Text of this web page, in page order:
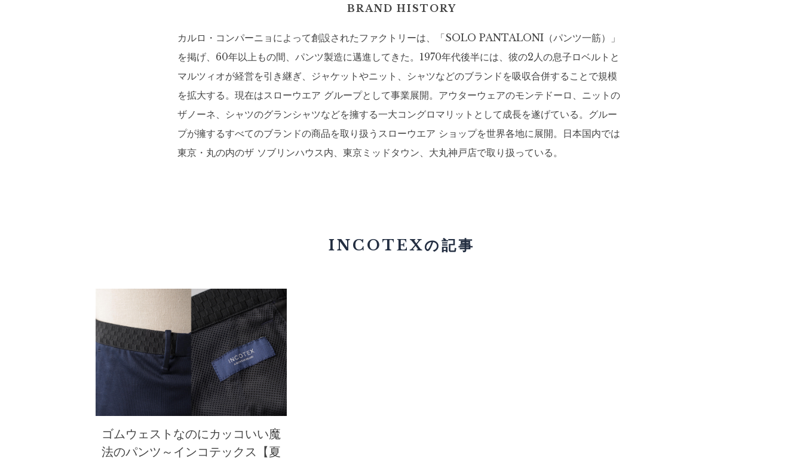
BRAND HISTORY
カルロ・コンパーニョによって創設されたファクトリーは、「SOLO PANTALONI（パンツ一筋）」
を掲げ、60年以上もの間、パンツ製造に邁進してきた。1970年代後半には、彼の2人の息子ロベルトと
マルツィオが経営を引き継ぎ、ジャケットやニット、シャツなどのブランドを吸収合併することで規模
を拡大する。現在はスローウエア グループとして事業展開。アウターウェアのモンテドーロ、ニットの
ザノーネ、シャツのグランシャツなどを擁する一大コングロマリットとして成長を遂げている。グルー
プが擁するすべてのブランドの商品を取り扱うスローウエア ショップを世界各地に展開。日本国内では
東京・丸の内のザ ソブリンハウス内、東京ミッドタウン、大丸神戸店で取り扱っている。
INCOTEXの記事
ゴムウェストなのにカッコいい魔
法のパンツ～インコテックス【夏